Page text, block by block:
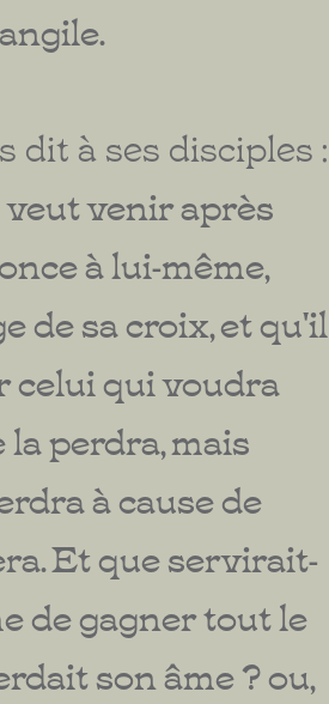
dit à ses disciples :
venir après
à lui-même,
de sa croix, et qu'il
celui qui voudra
perdra, mais
à cause de
Et que servirait-
de gagner tout le
son âme ? ou,